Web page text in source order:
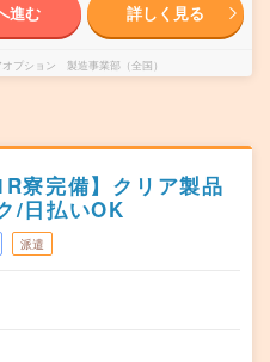
進む 詳しく見る
プション 製造事業部（全国）
寮完備】クリア製品
/日払いOK
派遣